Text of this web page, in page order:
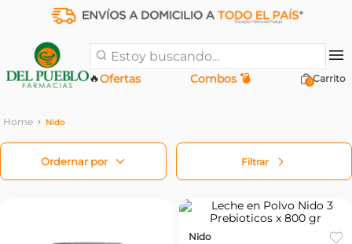
Estoy buscando...
Ofertas
🔥 Combos 💣 0
Nido
Filtrar
Nido